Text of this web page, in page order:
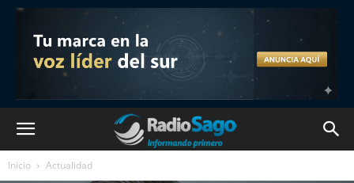
Inicio Actualidad